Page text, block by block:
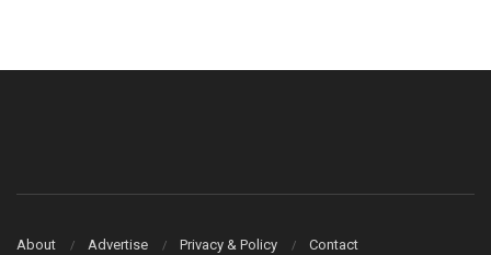
About Advertise Privacy & Policy Contact